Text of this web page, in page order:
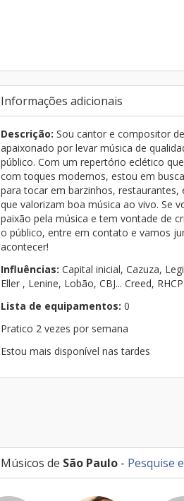
Informações adicionais
Descrição: Sou cantor e compositor
apaixonado por levar música de
público. Com um repertório eclético
com toques modernos, estou em
para tocar em barzinhos,
que valorizam boa música ao vivo. Se
paixão pela música e tem vontade de
o público, entre em contato e vamos
acontecer!
Influências: Capital inicial, Cazuza,
Eller , Lenine, Lobão, CBJ... Creed,
Lista de equipamentos: 0
Pratico 2 vezes por semana
Estou mais disponível nas tardes
Músicos de São Paulo - Pesquise